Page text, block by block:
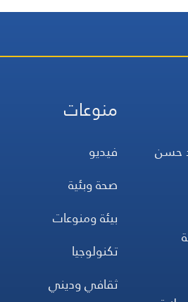
حسن
منوعات
فيديو
صحة وبئية
بيئة ومنوعات
تكنولوجيا
ثقافي وديني